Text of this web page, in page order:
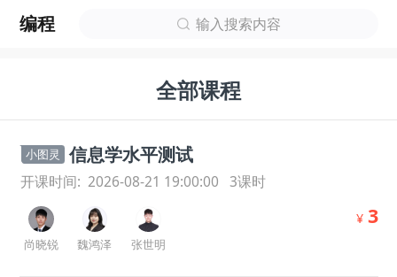
编程 输入搜索内容
全部课程
小图灵 信息学水平测试
开课时间: 2026-08-21 19:00:00 3课时
尚晓锐 魏鸿泽 张世明
¥ 3